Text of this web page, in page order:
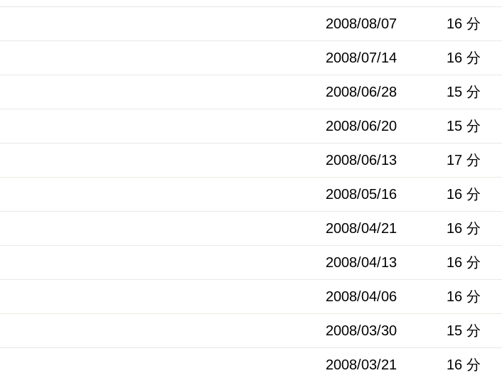
2008/08/07 16 分
2008/07/14 16 分
2008/06/28 15 分
2008/06/20 15 分
2008/06/13 17 分
2008/05/16 16 分
2008/04/21 16 分
2008/04/13 16 分
2008/04/06 16 分
2008/03/30 15 分
2008/03/21 16 分